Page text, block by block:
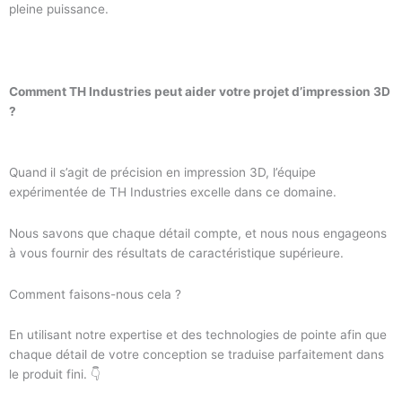
pleine puissance.
Comment TH Industries peut aider votre projet d’impression 3D
?
Quand il s’agit de précision en impression 3D, l’équipe
expérimentée de TH Industries excelle dans ce domaine.
Nous savons que chaque détail compte, et nous nous engageons
à vous fournir des résultats de caractéristique supérieure.
Comment faisons-nous cela ?
En utilisant notre expertise et des technologies de pointe afin que
chaque détail de votre conception se traduise parfaitement dans
le produit fini. 👇